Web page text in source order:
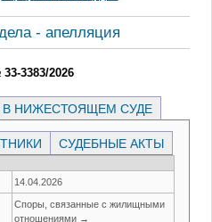
- апелляция
3383/2026
В НИЖЕСТОЯЩЕМ СУДЕ
СУДЕБНЫЕ АКТЫ
14.04.2026
Споры, связанные с жилищными
отношениями →